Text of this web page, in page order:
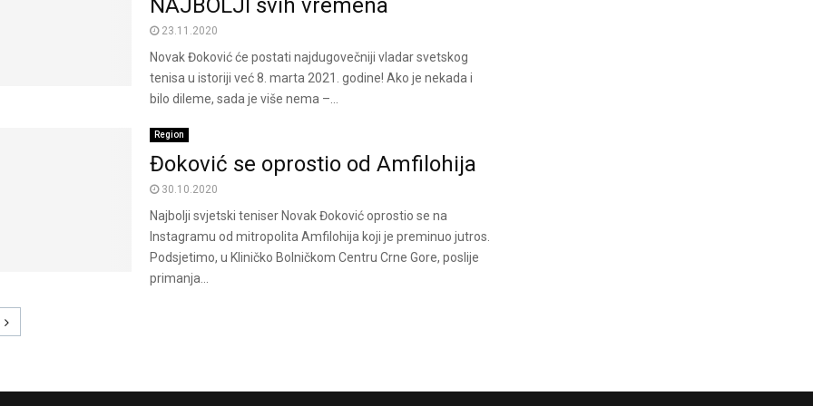
NAJBOLJI svih vremena
23.11.2020
Novak Đoković će postati najdugovečniji vladar svetskog
tenisa u istoriji već 8. marta 2021. godine! Ako je nekada i
bilo dileme, sada je više nema –...
Region
Đoković se oprostio od Amfilohija
30.10.2020
Najbolji svjetski teniser Novak Đoković oprostio se na
Instagramu od mitropolita Amfilohija koji je preminuo jutros.
Podsjetimo, u Kliničko Bolničkom Centru Crne Gore, poslije
primanja...